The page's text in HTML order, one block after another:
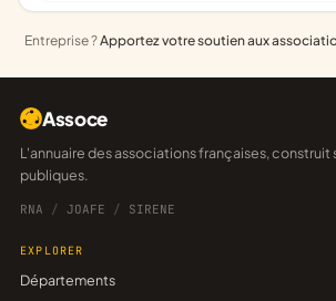
Entreprise ?Apportez votre soutien aux
Assoce
L'annuaire des associations françaises, construit sur les données
publiques.
RNA / JOAFE / SIRENE
EXPLORER
Départements